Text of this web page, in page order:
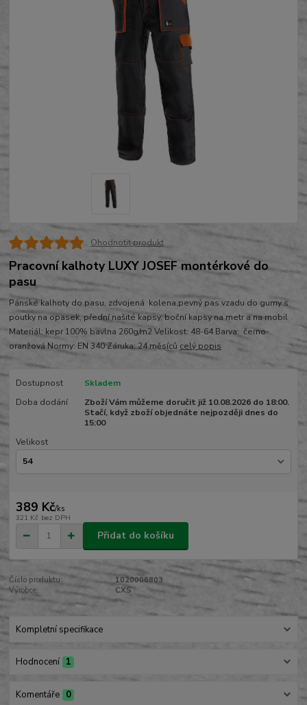
Ohodnotit produkt
Pracovní kalhoty LUXY JOSEF montérkové do
pasu
Pánské kalhoty do pasu, zdvojená kolena,pevný pas vzadu do gumy s
poutky na opasek, přední našité kapsy, boční kapsy na metr a na mobil
Materiál: kepr 100% bavlna 260g/m2 Velikost: 48-64 Barva: černo-
oranžová Normy: EN 340 Záruka: 24 měsíců celý popis
Dostupnost
Skladem
Doba dodání
Zboží Vám můžeme doručit již 10.08.2026 do 18:00.
Stačí, když zboží objednáte nejpozději dnes do
15:00
Velikost
389 Kč/ks
321 Kč bez DPH
Přidat do košíku
Číslo produktu:
1020006803
Výrobce:
CXS
Kompletní specifikace
Hodnocení 1
Komentáře 0